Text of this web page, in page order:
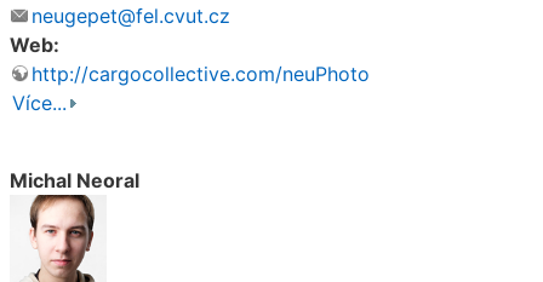
neugepet@fel.cvut.cz
Web:
http://cargocollective.com/neuPhoto
Více...
Michal Neoral